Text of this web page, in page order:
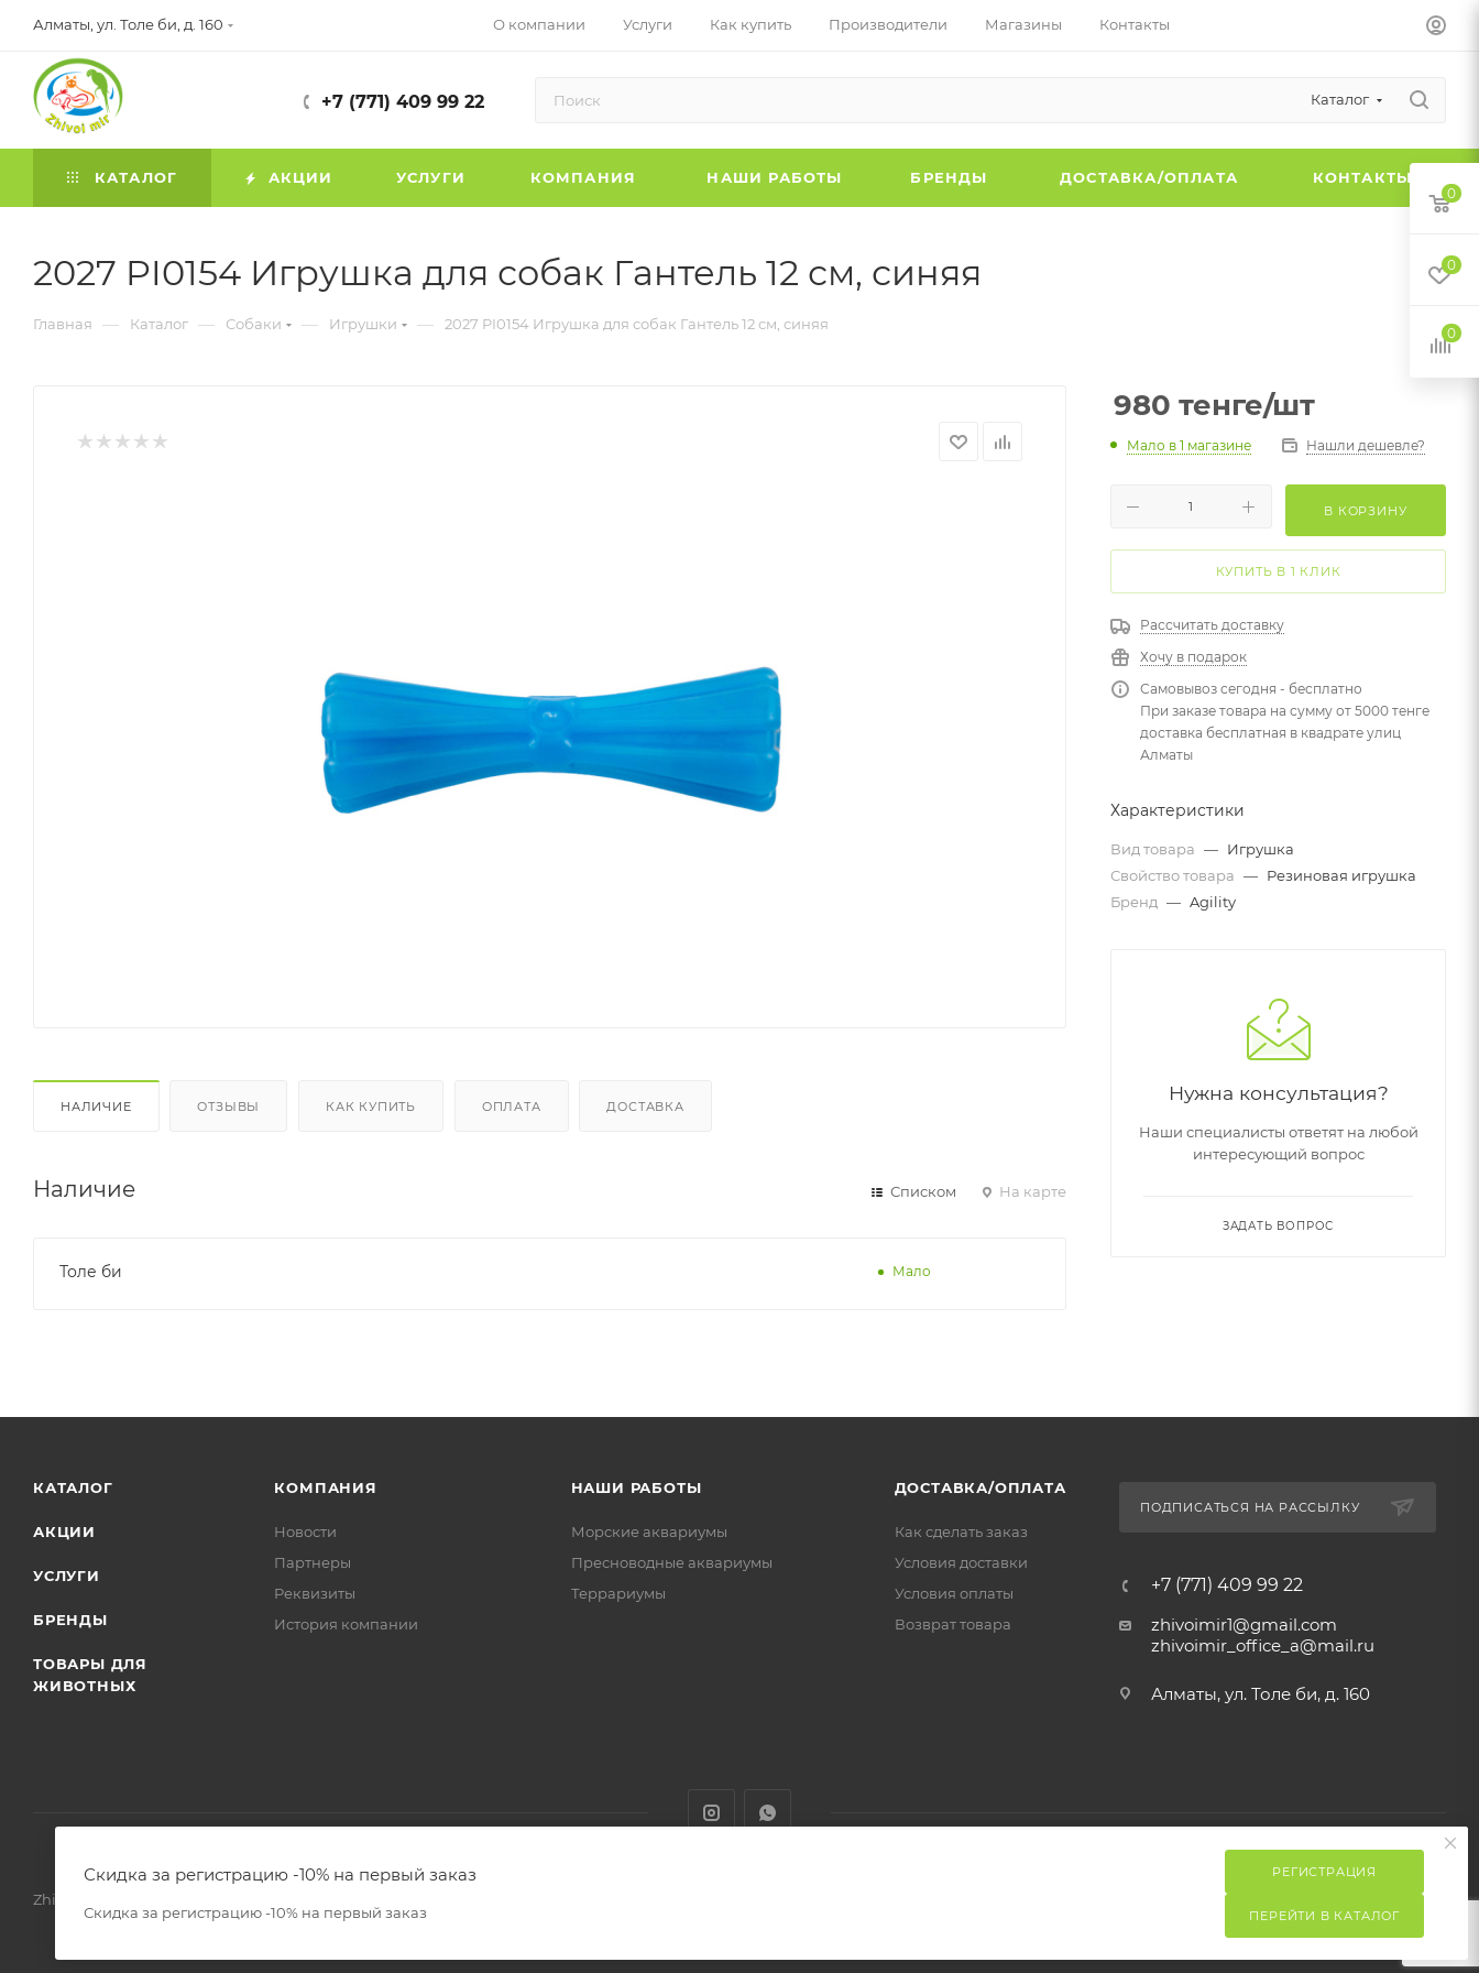
Алматы, ул. Толе би, д. 160 О компании Услуги Как купить Производители Магазины Контакты
+7 (771) 409 99 22 Каталог
КАТАЛОГ АКЦИИ УСЛУГИ КОМПАНИЯ НАШИ РАБОТЫ БРЕНДЫ ДОСТАВКА/ОПЛАТА КОНТАКТЫ
2027 PI0154 Игрушка для собак Гантель 12 см, синяя
Главная — Каталог — Собаки — Игрушки — 2027 PI0154 Игрушка для собак Гантель 12 см, синяя
НАЛИЧИЕ ОТЗЫВЫ КАК КУПИТЬ ОПЛАТА ДОСТАВКА
Наличие Списком На карте
Толе би Мало
980 тенге/шт
Мало в 1 магазине Нашли дешевле?
В КОРЗИНУ
КУПИТЬ В 1 КЛИК
Рассчитать доставку
Хочу в подарок
Самовывоз сегодня - бесплатно
При заказе товара на сумму от 5000 тенге
доставка бесплатная в квадрате улиц
Алматы
Характеристики
Вид товара — Игрушка
Свойство товара — Резиновая игрушка
Бренд — Agility
Нужна консультация?
Наши специалисты ответят на любой
интересующий вопрос
ЗАДАТЬ ВОПРОС
КАТАЛОГ
АКЦИИ
УСЛУГИ
БРЕНДЫ
ТОВАРЫ ДЛЯ
ЖИВОТНЫХ
КОМПАНИЯ
Новости
Партнеры
Реквизиты
История компании
НАШИ РАБОТЫ
Морские аквариумы
Пресноводные аквариумы
Террариумы
ДОСТАВКА/ОПЛАТА
Как сделать заказ
Условия доставки
Условия оплаты
Возврат товара
ПОДПИСАТЬСЯ НА РАССЫЛКУ
+7 (771) 409 99 22
zhivoimir1@gmail.com
zhivoimir_office_a@mail.ru
Алматы, ул. Толе би, д. 160
Zhivoimir.kz 2026 © – Интернет-зоомагазин для питомцев и животных с доставкой товаров по Алматы и Казахстану
0
0
0
Скидка за регистрацию -10% на первый заказ
Скидка за регистрацию -10% на первый заказ
РЕГИСТРАЦИЯ
ПЕРЕЙТИ В КАТАЛОГ